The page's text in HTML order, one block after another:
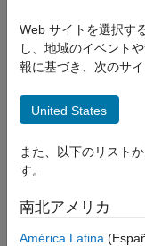
Web サイトを選択す
し、地域のイベント
報に基づき、次のサ
United States
また、以下のリスト
す。
南北アメリカ
América Latina